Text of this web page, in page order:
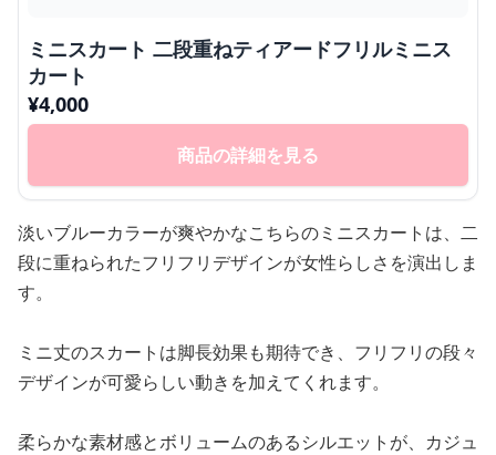
ミニスカート 二段重ねティアードフリルミニス
カート
¥4,000
商品の詳細を見る
淡いブルーカラーが爽やかなこちらのミニスカートは、二
段に重ねられたフリフリデザインが女性らしさを演出しま
す。
ミニ丈のスカートは脚長効果も期待でき、フリフリの段々
デザインが可愛らしい動きを加えてくれます。
柔らかな素材感とボリュームのあるシルエットが、カジュ